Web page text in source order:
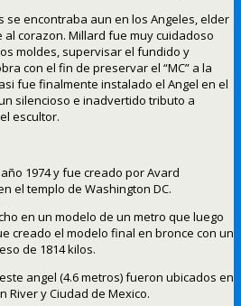
se encontraba aun en los Angeles, elder
corazon. Millard fue muy cuidadoso
moldes, supervisar el fundido y
con el fin de preservar el “MC” a la
fue finalmente instalado el Angel en el
silencioso e inadvertido tributo a
escultor.
1974 y fue creado por Avard
el templo de Washington DC.
en un modelo de un metro que luego
creado el modelo final en bronce con un
de 1814 kilos.
angel (4.6 metros) fueron ubicados en
River y Ciudad de Mexico.